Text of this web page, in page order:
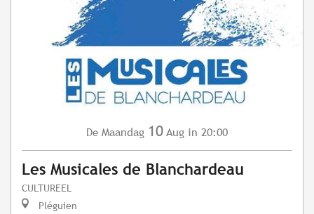
De Maandag 10 Aug in 20:00
Les Musicales de Blanchardeau
CULTUREEL
Pléguien